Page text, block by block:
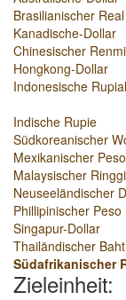
Brasilianischer Real
Kanadische-Dollar
Chinesischer
Hongkong-Dollar
Indonesische
Indische Rupie
Südkoreanischer
Mexikanischer Peso
Malaysischer
Neuseeländischer
Phillipinischer Peso
Singapur-Dollar
Thailändischer Baht
Südafrikanischer
Zieleinheit: